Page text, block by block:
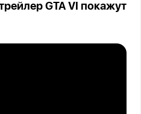
GTA VI покажут